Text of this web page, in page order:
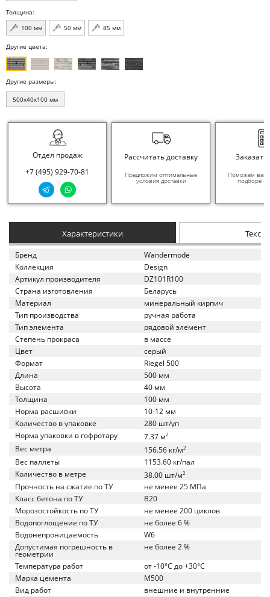
Толщина:
100 мм
50 мм 85 мм
Другие цвета:
Другие размеры:
500x40x100 мм
Отдел продаж
+7 (495) 929-70-81
Рассчитать доставку
Предложим оптимальные
условия доставки
Заказать
Поможем вам
подборе
Характеристики
Бренд
Wandermode
Коллекция
Design
Артикул производителя
DZ101R100
Страна изготовления
Беларусь
Материал
минеральный кирпич
Тип производства
ручная работа
Тип элемента
рядовой элемент
Степень прокраса
в массе
Цвет
серый
Формат
Riegel 500
Длина
500 мм
Высота
40 мм
Толщина
100 мм
Норма расшивки
10-12 мм
Количество в упаковке
280 шт/уп
Норма упаковки в гофротару
7.37 м2
Вес метра 156.56 кг/м2
Вес паллеты
1153.60 кг/пал
Количество в метре
38.00 шт/м2
Прочность на сжатие по ТУ
не менее 25 МПа
Класс бетона по ТУ
B20
Морозостойкость по ТУ
не менее 200 циклов
Водопоглощение по ТУ
не более 6 %
Водонепроницаемость
W6
Допустимая погрешность в
геометрии
не более 2 %
Температура работ
от -10°C до +30°C
Марка цемента
M500
Вид работ
внешние и внутренние